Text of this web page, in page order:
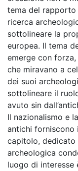
tema del rapporto
ricerca
sottolineare la
europea. Il tema
emerge con
che miravano a
dei suoi
sottolineare il
avuto sin
Il nazionalismo e
antichi forniscono
capitolo, dedicato
archeologica
luogo di interesse